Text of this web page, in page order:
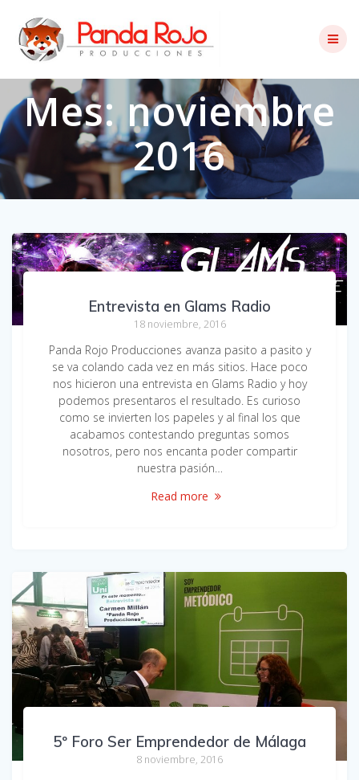
content
Mes:noviembre
2016
Entrevista en Glams Radio
18 noviembre, 2016
Panda Rojo Producciones avanza pasito a pasito y
se va colando cada vez en más sitios. Hace poco
nos hicieron una entrevista en Glams Radio y hoy
podemos presentaros el resultado. Es curioso
como se invierten los papeles y al final los que
acabamos contestando preguntas somos
nosotros, pero nos encanta poder compartir
nuestra pasión…
Read more
5º Foro Ser Emprendedor de Málaga
8 noviembre, 2016